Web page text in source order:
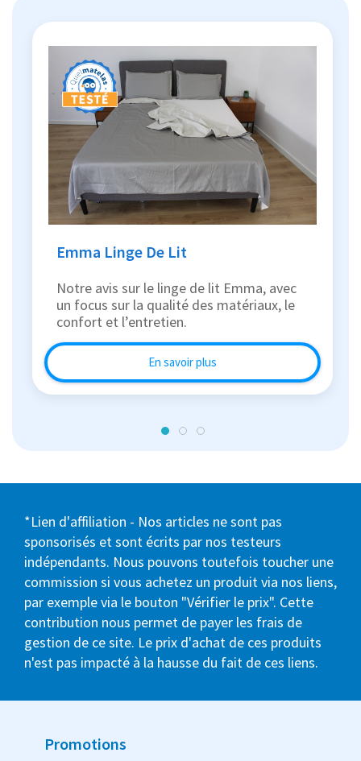
Emma Linge De Lit
Notre avis sur le linge de lit Emma, avec
un focus sur la qualité des matériaux, le
confort et l’entretien.
En savoir plus
*Lien d'affiliation - Nos articles ne sont pas
sponsorisés et sont écrits par nos testeurs
indépendants. Nous pouvons toutefois toucher une
commission si vous achetez un produit via nos liens,
par exemple via le bouton "Vérifier le prix". Cette
contribution nous permet de payer les frais de
gestion de ce site. Le prix d'achat de ces produits
n'est pas impacté à la hausse du fait de ces liens.
Promotions